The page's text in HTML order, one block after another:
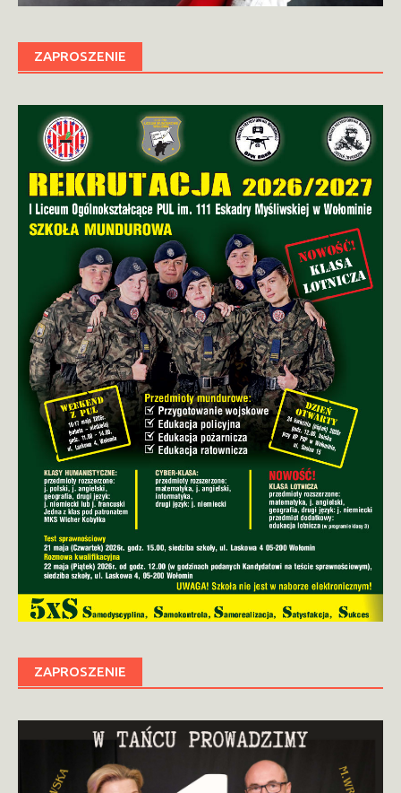
ZAPROSZENIE
ZAPROSZENIE